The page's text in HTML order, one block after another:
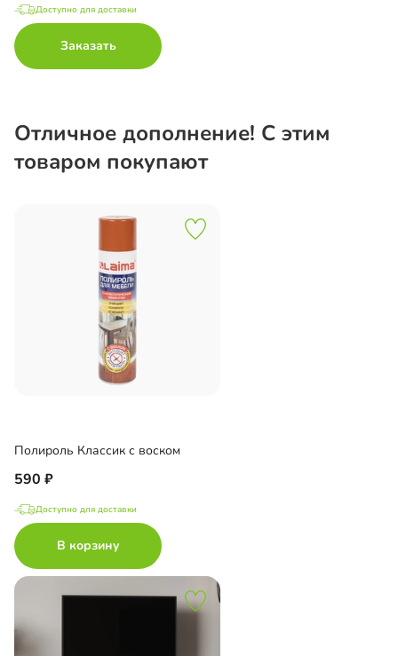
Доступно для доставки
Заказать
Отличное дополнение! С этим
товаром покупают
Полироль Классик с воском
590
Доступно для доставки
В корзину